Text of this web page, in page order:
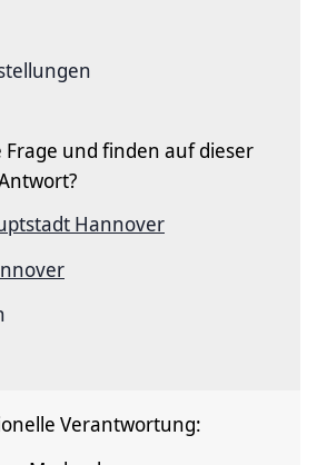
Frage und finden auf dieser
Hannover
Verantwortung: